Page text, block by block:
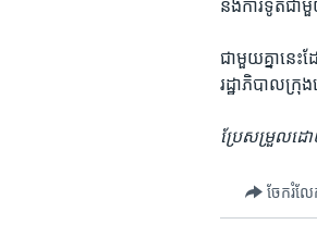
និង​ការ​ទូត​ជា
ជាមួយ​គ្នា​នេ
រដ្ឋាភិបាល​ក្
ប្រែសម្រួល​ដ
ចែករំល